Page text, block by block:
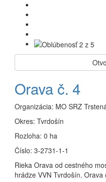
Orava č. 4
Organizácia: MO SRZ
Okres: Tvrdošín
Rozloha: 0 ha
Číslo: 3-2731-1-1
Rieka Orava od cestného
hrádze VVN Tvrdošín. Orava